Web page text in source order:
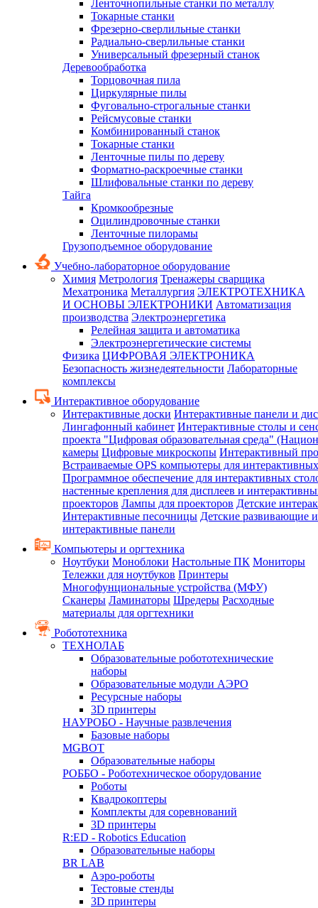
Ленточнопильные станки по металлу
Токарные станки
Фрезерно-сверлильные станки
Радиально-сверлильные станки
Универсальный фрезерный станок
Деревообработка
Торцовочная пила
Циркулярные пилы
Фуговально-строгальные станки
Рейсмусовые станки
Комбинированный станок
Токарные станки
Ленточные пилы по дереву
Форматно-раскроечные станки
Шлифовальные станки по дереву
Тайга
Кромкообрезные
Оцилиндровочные станки
Ленточные пилорамы
Грузоподъемное оборудование
Учебно-лабораторное оборудование
Химия Метрология Тренажеры сварщика
Мехатроника Металлургия ЭЛЕКТРОТЕХНИКА
И ОСНОВЫ ЭЛЕКТРОНИКИ Автоматизация
производства Электроэнергетика
Релейная защита и автоматика
Электроэнергетические системы
Физика ЦИФРОВАЯ ЭЛЕКТРОНИКА
Безопасность жизнедеятельности Лабораторные
комплексы
Интерактивное оборудование
Интерактивные доски Интерактивные панели и
Лингафонный кабинет Интерактивные столы и
проекта "Цифровая образовательная среда"
камеры Цифровые микроскопы Интерактивный
Встраиваемые OPS компьютеры для
Программное обеспечение для интерактивных
настенные крепления для дисплеев и
проекторов Лампы для проекторов Детские
Интерактивные песочницы Детские развивающие
интерактивные панели
Компьютеры и оргтехника
Ноутбуки Моноблоки Настольные ПК Мониторы
Тележки для ноутбуков Принтеры
Многофунциональные устройства (МФУ)
Сканеры Ламинаторы Шредеры Расходные
материалы для оргтехники
Робототехника
ТЕХНОЛАБ
Образовательные робототехнические
наборы
Образовательные модули АЭРО
Ресурсные наборы
3D принтеры
НАУРОБО - Научные развлечения
Базовые наборы
MGBOT
Образовательные наборы
РОББО - Роботехническое оборудование
Роботы
Квадрокоптеры
Комплекты для соревнований
3D принтеры
R:ED - Robotics Education
Образовательные наборы
BR LAB
Аэро-роботы
Тестовые стенды
3D принтеры